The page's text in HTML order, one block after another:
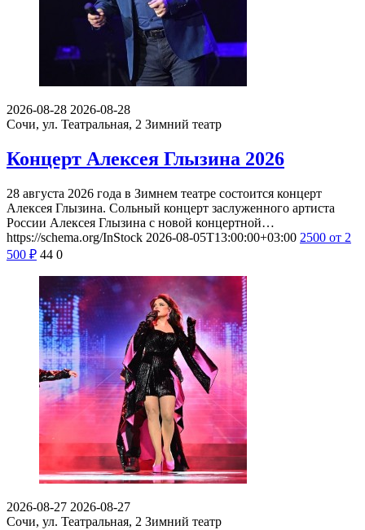
2026-08-28 2026-08-28
Сочи, ул. Театральная, 2 Зимний театр
Концерт Алексея Глызина 2026
28 августа 2026 года в Зимнем театре состоится концерт
Алексея Глызина. Сольный концерт заслуженного артиста
России Алексея Глызина с новой концертной…
https://schema.org/InStock 2026-08-05T13:00:00+03:00 2500 от 2
500 ₽ 44 0
2026-08-27 2026-08-27
Сочи, ул. Театральная, 2 Зимний театр